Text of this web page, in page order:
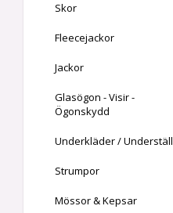
Skor
Fleecejackor
Jackor
Glasögon - Visir -
Ögonskydd
Underkläder / Underställ
Strumpor
Mössor & Kepsar